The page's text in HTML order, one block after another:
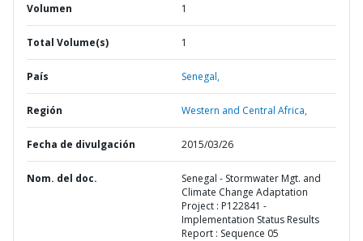
Volumen 1
Total Volume(s) 1
País Senegal,
Región Western and Central Africa,
Fecha de divulgación 2015/03/26
Nom. del doc.
Senegal - Stormwater Mgt. and
Climate Change Adaptation
Project : P122841 -
Implementation Status Results
Report : Sequence 05